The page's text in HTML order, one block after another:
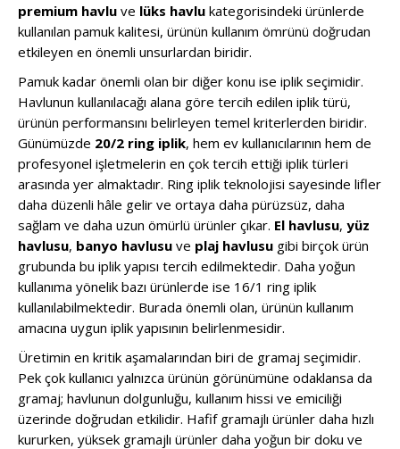
premium havlu ve lüks havlu kategorisindeki ürünlerde
kullanılan pamuk kalitesi, ürünün kullanım ömrünü doğrudan
etkileyen en önemli unsurlardan biridir.
Pamuk kadar önemli olan bir diğer konu ise iplik seçimidir.
Havlunun kullanılacağı alana göre tercih edilen iplik türü,
ürünün performansını belirleyen temel kriterlerden biridir.
Günümüzde 20/2 ring iplik, hem ev kullanıcılarının hem de
profesyonel işletmelerin en çok tercih ettiği iplik türleri
arasında yer almaktadır. Ring iplik teknolojisi sayesinde lifler
daha düzenli hâle gelir ve ortaya daha pürüzsüz, daha
sağlam ve daha uzun ömürlü ürünler çıkar. El havlusu, yüz
havlusu, banyo havlusu ve plaj havlusu gibi birçok ürün
grubunda bu iplik yapısı tercih edilmektedir. Daha yoğun
kullanıma yönelik bazı ürünlerde ise 16/1 ring iplik
kullanılabilmektedir. Burada önemli olan, ürünün kullanım
amacına uygun iplik yapısının belirlenmesidir.
Üretimin en kritik aşamalarından biri de gramaj seçimidir.
Pek çok kullanıcı yalnızca ürünün görünümüne odaklansa da
gramaj; havlunun dolgunluğu, kullanım hissi ve emiciliği
üzerinde doğrudan etkilidir. Hafif gramajlı ürünler daha hızlı
kururken, yüksek gramajlı ürünler daha yoğun bir doku ve